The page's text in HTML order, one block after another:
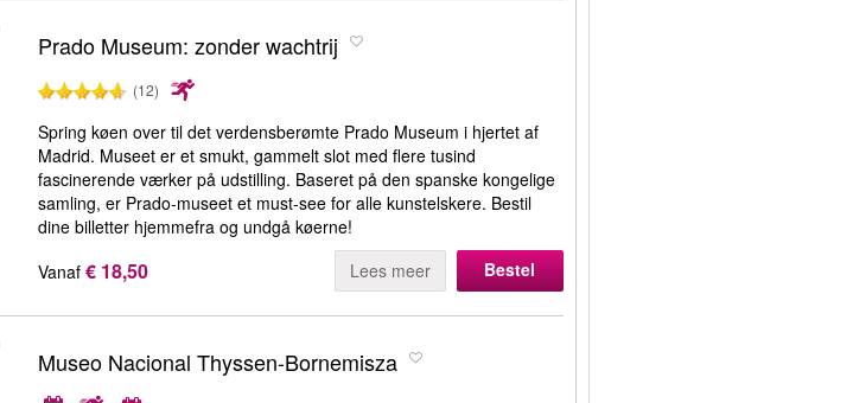
Prado Museum: zonder wachtrij
(12)
Spring køen over til det verdensberømte Prado Museum i hjertet af
Madrid. Museet er et smukt, gammelt slot med flere tusind
fascinerende værker på udstilling. Baseret på den spanske kongelige
samling, er Prado-museet et must-see for alle kunstelskere. Bestil
dine billetter hjemmefra og undgå køerne!
Vanaf € 18,50 Lees meer Bestel
Museo Nacional Thyssen-Bornemisza